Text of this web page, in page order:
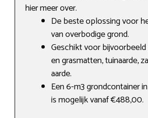
hier meer over.
De beste oplossing voor
van overbodige grond.
Geschikt voor
en grasmatten, tuinaarde,
aarde.
Een 6-m3 grondcontainer
is mogelijk vanaf €488,00.